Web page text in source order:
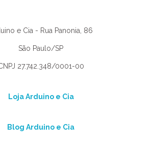
e Cia - Rua Panonia, 86
São Paulo/SP
27.742.348/0001-00
Loja Arduino e Cia
Blog Arduino e Cia